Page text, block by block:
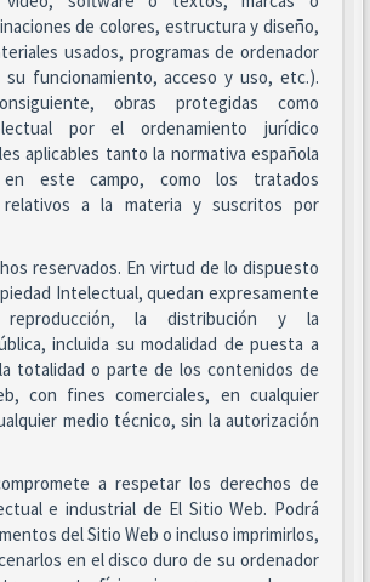
de colores, estructura y diseño,
usados, programas de ordenador
su funcionamiento, acceso y uso, etc.).
obras protegidas como
por el ordenamiento jurídico
aplicables tanto la normativa española
este campo, como los tratados
relativos a la materia y suscritos por
reservados. En virtud de lo dispuesto
Intelectual, quedan expresamente
reproducción, la distribución y la
incluida su modalidad de puesta a
totalidad o parte de los contenidos de
con fines comerciales, en cualquier
medio técnico, sin la autorización
a respetar los derechos de
e industrial de El Sitio Web. Podrá
del Sitio Web o incluso imprimirlos,
en el disco duro de su ordenador